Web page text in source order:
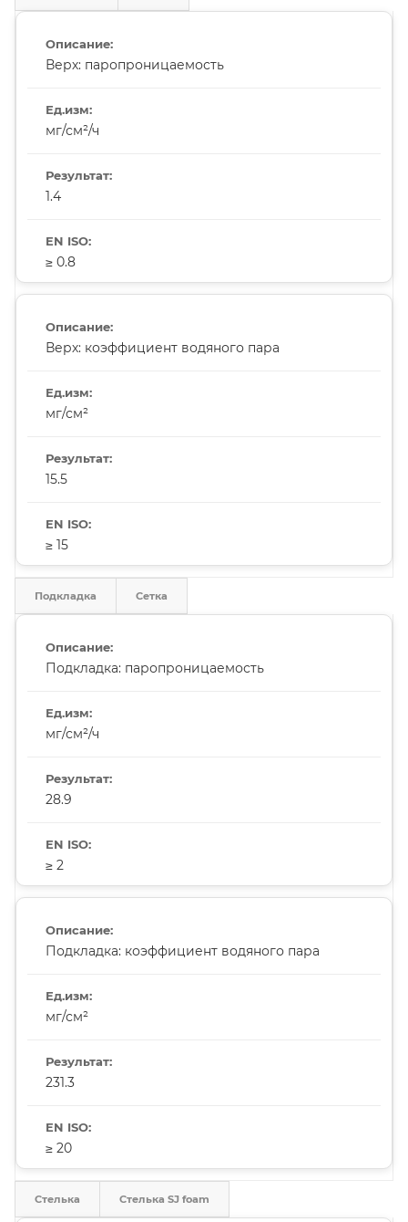
Верх: паропроницаемость
мг/см²/ч
1.4
≥ 0.8
Верх: коэффициент водяного пара
мг/см²
15.5
≥ 15
Подкладка Сетка
Подкладка: паропроницаемость
мг/см²/ч
28.9
≥ 2
Подкладка: коэффициент водяного пара
мг/см²
231.3
≥ 20
Стелька Стелька SJ foam